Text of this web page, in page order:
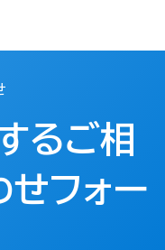
るご相
せフォー